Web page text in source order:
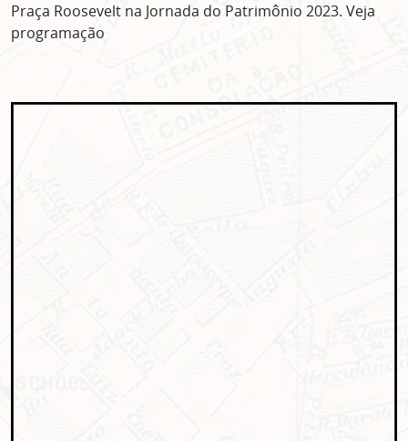
Praça Roosevelt na Jornada do Patrimônio 2023. Veja
programação